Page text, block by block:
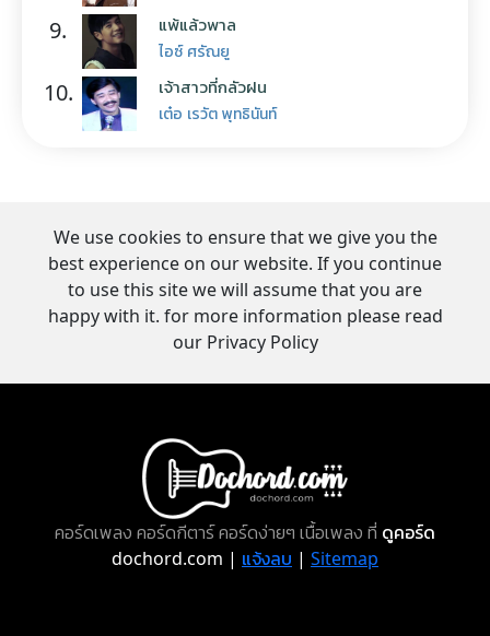
9. แพ้แล้วพาล
ไอซ์ ศรัณยู
10. เจ้าสาวที่กลัวฝน
เต๋อ เรวัต พุทธินันท์
We use cookies to ensure that we give you the
best experience on our website. If you continue
to use this site we will assume that you are
happy with it. for more information please read
our Privacy Policy
คอร์ดเพลง คอร์ดกีตาร์ คอร์ดง่ายๆ เนื้อเพลง ที่ ดูคอร์ด
dochord.com | แจ้งลบ | Sitemap